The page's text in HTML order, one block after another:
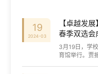
19
2024-03
【卓越发
春季双选会
3月19日，学
育馆举行。贾